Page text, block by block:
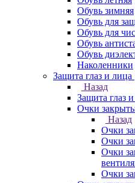
Обувь зимняя
Обувь для
Обувь для
Обувь
Обувь
Наколенники
Защита глаз и лица
Назад
Защита глаз
Очки
Назад
Очки
Очки
Очки
Очки